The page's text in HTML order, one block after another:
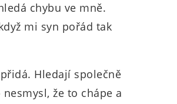
chybu ve mně.
mi syn pořád tak
Hledají společně
že to chápe a